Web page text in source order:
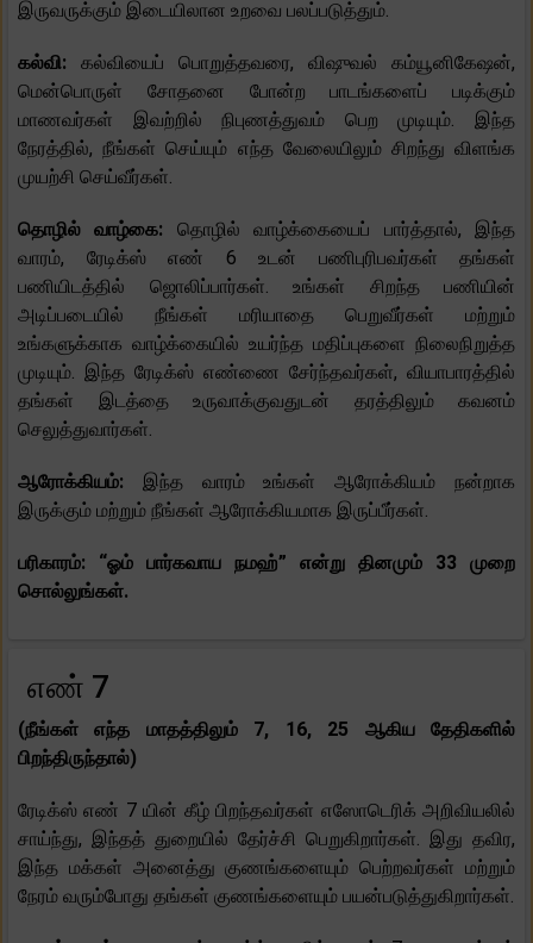
இருவருக்கும் இடையிலான உறவை பலப்படுத்தும்.
கல்வி: கல்வியைப் பொறுத்தவரை, விஷுவல் கம்யூனிகேஷன்,
மென்பொருள் சோதனை போன்ற பாடங்களைப் படிக்கும்
மாணவர்கள் இவற்றில் நிபுணத்துவம் பெற முடியும். இந்த
நேரத்தில், நீங்கள் செய்யும் எந்த வேலையிலும் சிறந்து விளங்க
முயற்சி செய்வீர்கள்.
தொழில் வாழ்கை: தொழில் வாழ்க்கையைப் பார்த்தால், இந்த
வாரம், ரேடிக்ஸ் எண் 6 உடன் பணிபுரிபவர்கள் தங்கள்
பணியிடத்தில் ஜொலிப்பார்கள். உங்கள் சிறந்த பணியின்
அடிப்படையில் நீங்கள் மரியாதை பெறுவீர்கள் மற்றும்
உங்களுக்காக வாழ்க்கையில் உயர்ந்த மதிப்புகளை நிலைநிறுத்த
முடியும். இந்த ரேடிக்ஸ் எண்ணை சேர்ந்தவர்கள், வியாபாரத்தில்
தங்கள் இடத்தை உருவாக்குவதுடன் தரத்திலும் கவனம்
செலுத்துவார்கள்.
ஆரோக்கியம்: இந்த வாரம் உங்கள் ஆரோக்கியம் நன்றாக
இருக்கும் மற்றும் நீங்கள் ஆரோக்கியமாக இருப்பீர்கள்.
பரிகாரம்: “ஓம் பார்கவாய நமஹ்” என்று தினமும் 33 முறை
சொல்லுங்கள்.
எண் 7
(நீங்கள் எந்த மாதத்திலும் 7, 16, 25 ஆகிய தேதிகளில்
பிறந்திருந்தால்)
ரேடிக்ஸ் எண் 7 யின் கீழ் பிறந்தவர்கள் எஸோடெரிக் அறிவியலில்
சாய்ந்து, இந்தத் துறையில் தேர்ச்சி பெறுகிறார்கள். இது தவிர,
இந்த மக்கள் அனைத்து குணங்களையும் பெற்றவர்கள் மற்றும்
நேரம் வரும்போது தங்கள் குணங்களையும் பயன்படுத்துகிறார்கள்.